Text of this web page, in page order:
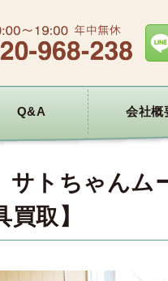
Q&A 会社概
サトちゃんム
取】